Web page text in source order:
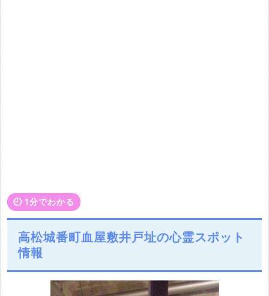
🕘️ 1分でわかる
高松城番町血屋敷井戸址の心霊スポット
情報